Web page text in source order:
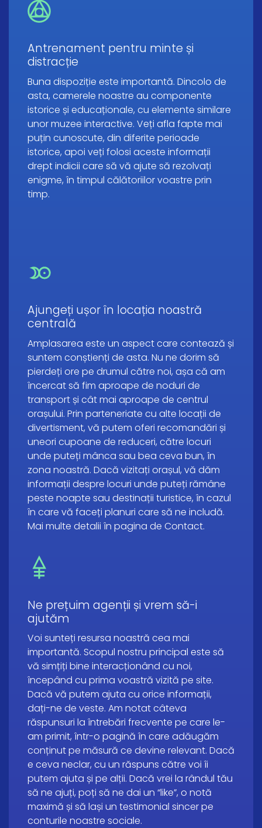
Antrenament pentru minte și
distracție
Buna dispoziție este importantă. Dincolo de
asta, camerele noastre au componente
istorice și educaționale, cu elemente similare
unor muzee interactive. Veți afla fapte mai
puțin cunoscute, din diferite perioade
istorice, apoi veți folosi aceste informații
drept indicii care să vă ajute să rezolvați
enigme, în timpul călătoriilor voastre prin
timp.
Ajungeți ușor în locația noastră
centrală
Amplasarea este un aspect care contează și
suntem conștienți de asta. Nu ne dorim să
pierdeți ore pe drumul către noi, așa că am
încercat să fim aproape de noduri de
transport și cât mai aproape de centrul
orașului. Prin parteneriate cu alte locații de
divertisment, vă putem oferi recomandări și
uneori cupoane de reduceri, către locuri
unde puteți mânca sau bea ceva bun, în
zona noastră. Dacă vizitați orașul, vă dăm
informații despre locuri unde puteți rămâne
peste noapte sau destinații turistice, în cazul
în care vă faceți planuri care să ne includă.
Mai multe detalii în pagina de Contact.
Ne prețuim agenții și vrem să-i
ajutăm
Voi sunteți resursa noastră cea mai
importantă. Scopul nostru principal este să
vă simțiți bine interacționând cu noi,
începând cu prima voastră vizită pe site.
Dacă vă putem ajuta cu orice informații,
dați-ne de veste. Am notat câteva
răspunsuri la întrebări frecvente pe care le-
am primit, într-o pagină în care adăugăm
conținut pe măsură ce devine relevant. Dacă
e ceva neclar, cu un răspuns către voi îi
putem ajuta și pe alții. Dacă vrei la rândul tău
să ne ajuți, poți să ne dai un “like”, o notă
maximă și să lași un testimonial sincer pe
conturile noastre sociale.